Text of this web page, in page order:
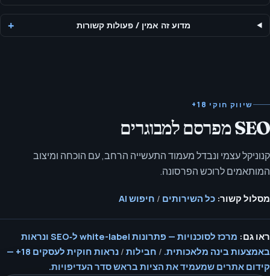
מדוע זה אמין / פעולות קשורות
שיווק חוקי 18+
SEO מפרסם למבוגרים
קנוניקל עצמי ונבדל מעמוד התעשייה הרחב, עם הוכחה ומיצוב
המותאמים לרוכש הפרסונה.
מסלול קשור: כל השירותים / חיפוש AI
ראו גם:
מרכז לסוכנויות — פתרונות white-label ל‑SEO ונראות
באמצעות בינה מלאכותית. / חבילות /
נראות חוקית לעסקים 18+ —
קידום אתרים שמעמיד את הציות בראש סדר העדיפויות.